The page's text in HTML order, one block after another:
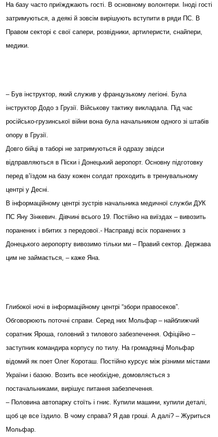
На базу часто приїжджають гості. В основному волонтери. Іноді гості
затримуються, а деякі й зовсім вирішують вступити в ряди ПС. В
Правом секторі є свої сапери, розвідники, артилеристи, снайпери,
медики.
– Був інструктор, який служив у французькому легіоні. Була
інструктор Додо з Грузії. Військову тактику викладала. Під час
російсько-грузинської війни вона була начальником одного зі штабів
опору в Грузії.
Довго бійці в таборі не затримуються й одразу звідси
відправляються в Піски і Донецький аеропорт. Основну підготовку
перед в’їздом на базу кожен солдат проходить в тренувальному
центрі у Десні.
В інформаційному центрі зустрів начальника медичної служби ДУК
ПС Яну Зінкевич. Дівчині всього 19. Постійно на виїздах – вивозить
поранених і вбитих з передової.- Насправді всіх поранених з
Донецького аеропорту вивозимо тільки ми – Правий сектор. Держава
цим не займається, – каже Яна.
Глибокої ночі в інформаційному центрі “збори правосеков”.
Обговорюють поточні справи. Серед них Мольфар – найближчий
соратник Яроша, головний з тилового забезпечення. Офіційно –
заступник командира корпусу по тилу. На громадянці Мольфар
відомий як поет Олег Короташ. Постійно курсує між різними містами
України і базою. Возить все необхідне, домовляється з
постачальниками, вирішує питання забезпечення.
– Половина автопарку стоїть і гниє. Купили машини, купили деталі,
щоб це все їздило. В чому справа? Я дав гроші. А далі? – Журиться
Мольфар.